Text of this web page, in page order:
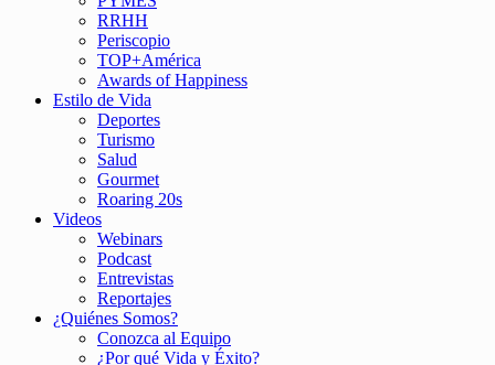
RRHH
Periscopio
TOP+América
Awards of Happiness
Estilo de Vida
Deportes
Turismo
Salud
Gourmet
Roaring 20s
Videos
Webinars
Podcast
Entrevistas
Reportajes
¿Quiénes Somos?
Conozca al Equipo
¿Por qué Vida y Éxito?